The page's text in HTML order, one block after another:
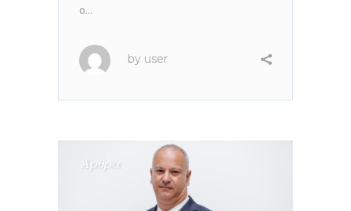
ο...
by user
Άρθρα